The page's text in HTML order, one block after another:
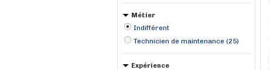
Le Candidat Idéal (3)
Lynx Rh (26)
Manpower (24)
MISTERTEMP (4)
Métier
Indifférent
Technicien de maintenance (25)
Expérience